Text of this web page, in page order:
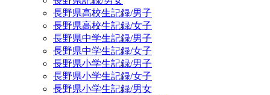
長野県高校生記録/男子
長野県高校生記録/女子
長野県中学生記録/男子
長野県中学生記録/女子
長野県小学生記録/男子
長野県小学生記録/女子
長野県小学生記録/男女